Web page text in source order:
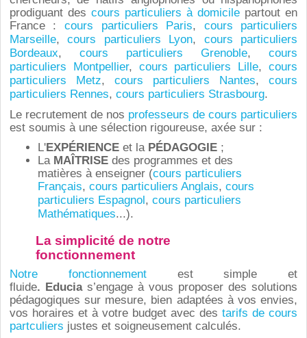
prodiguant des cours particuliers à domicile partout en
France : cours particuliers Paris, cours particuliers
Marseille,cours particuliers Lyon, cours particuliers
Bordeaux, cours particuliers Grenoble,cours
particuliers Montpellier, cours particuliers Lille,cours
particuliers Metz, cours particuliers Nantes,cours
particuliers Rennes, cours particuliers Strasbourg.
Le recrutement de nos professeurs de cours particuliers
est soumis à une sélection rigoureuse, axée sur :
L'EXPÉRIENCE et la PÉDAGOGIE;
LaMAÎTRISE des programmes et des
matières à enseigner (cours particuliers
Français, cours particuliers Anglais, cours
particuliers Espagnol, cours particuliers
Mathématiques...).
La simplicité de notre
fonctionnement
Notre fonctionnementest simple et
fluide. Educias’engage à vous proposer des solutions
pédagogiques sur mesure, bien adaptées à vos envies,
vos horaires et à votre budget avec destarifs de cours
partculiers justes et soigneusement calculés.